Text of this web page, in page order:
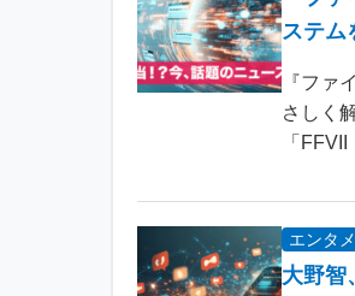
ステム
『ファ
さしく
「
エンタメ
大野智